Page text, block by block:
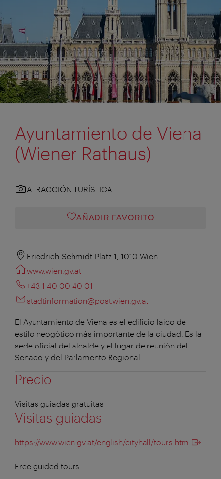
Ayuntamiento de Viena
(Wiener Rathaus)
ATRACCIÓN TURÍSTICA
AÑADIR FAVORITO
Friedrich-Schmidt-Platz 1, 1010 Wien
www.wien.gv.at
+43 1 40 00 40 01
stadtinformation@post.wien.gv.at
El Ayuntamiento de Viena es el edificio laico de
estilo neogótico más importante de la ciudad. Es la
sede oficial del alcalde y el lugar de reunión del
Senado y del Parlamento Regional.
Precio
Visitas guiadas gratuitas
Visitas guiadas
https://www.wien.gv.at/english/cityhall/tours.htm
Free guided tours